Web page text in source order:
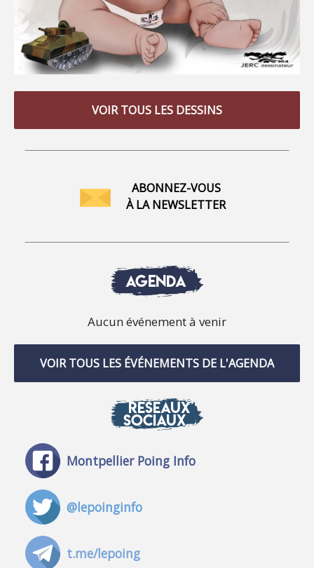
VOIR TOUS LES DESSINS
ABONNEZ-VOUS
À LA NEWSLETTER
AGENDA
Aucun événement à venir
VOIR TOUS LES ÉVÉNEMENTS DE L'AGENDA
RÉSEAUX
SOCIAUX
Montpellier Poing Info
@lepoinginfo
t.me/lepoing